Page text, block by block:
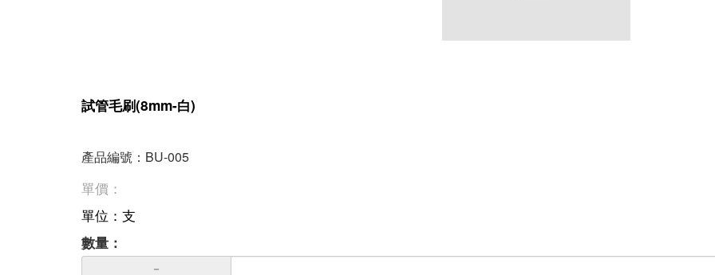
試管毛刷(8mm-白)
產品編號：BU-005
單價：
單位：支
數量：
－